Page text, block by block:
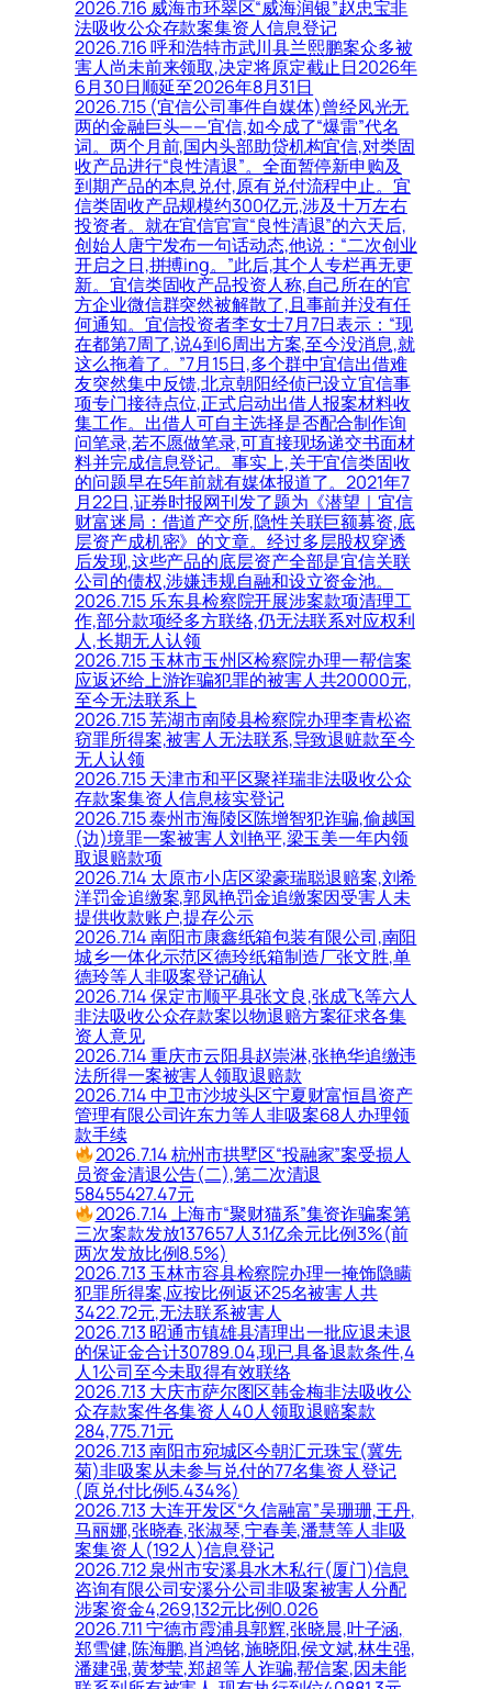
2026.7.16 威海市环翠区“威海润银”赵忠宝非
法吸收公众存款案集资人信息登记
2026.7.16 呼和浩特市武川县兰熙鹏案众多被
害人尚未前来领取,决定将原定截止日2026年
6月30日顺延至2026年8月31日
2026.7.15 (宜信公司事件自媒体)曾经风光无
两的金融巨头——宜信,如今成了“爆雷”代名
词。两个月前,国内头部助贷机构宜信,对类固
收产品进行“良性清退”。全面暂停新申购及
到期产品的本息兑付,原有兑付流程中止。宜
信类固收产品规模约300亿元,涉及十万左右
投资者。就在宜信官宣“良性清退”的六天后,
创始人唐宁发布一句话动态,他说：“二次创业
开启之日,拼搏ing。”此后,其个人专栏再无更
新。宜信类固收产品投资人称,自己所在的官
方企业微信群突然被解散了,且事前并没有任
何通知。宜信投资者李女士7月7日表示：“现
在都第7周了,说4到6周出方案,至今没消息,就
这么拖着了。”7月15日,多个群中宜信出借难
友突然集中反馈,北京朝阳经侦已设立宜信事
项专门接待点位,正式启动出借人报案材料收
集工作。出借人可自主选择是否配合制作询
问笔录,若不愿做笔录,可直接现场递交书面材
料并完成信息登记。事实上,关于宜信类固收
的问题早在5年前就有媒体报道了。2021年7
月22日,证券时报网刊发了题为《潜望｜宜信
财富迷局：借道产交所,隐性关联巨额募资,底
层资产成机密》的文章。经过多层股权穿透
后发现,这些产品的底层资产全部是宜信关联
公司的债权,涉嫌违规自融和设立资金池。
2026.7.15 乐东县检察院开展涉案款项清理工
作,部分款项经多方联络,仍无法联系对应权利
人,长期无人认领
2026.7.15 玉林市玉州区检察院办理一帮信案
应返还给上游诈骗犯罪的被害人共20000元,
至今无法联系上
2026.7.15 芜湖市南陵县检察院办理李青松盗
窃罪所得案,被害人无法联系,导致退赃款至今
无人认领
2026.7.15 天津市和平区聚祥瑞非法吸收公众
存款案集资人信息核实登记
2026.7.15 泰州市海陵区陈增智犯诈骗,偷越国
(边)境罪一案被害人刘艳平,梁玉美一年内领
取退赔款项
2026.7.14 太原市小店区梁豪瑞聪退赔案,刘希
洋罚金追缴案,郭凤艳罚金追缴案因受害人未
提供收款账户,提存公示
2026.7.14 南阳市康鑫纸箱包装有限公司,南阳
城乡一体化示范区德玲纸箱制造厂张文胜,单
德玲等人非吸案登记确认
2026.7.14 保定市顺平县张文良,张成飞等六人
非法吸收公众存款案以物退赔方案征求各集
资人意见
2026.7.14 重庆市云阳县赵崇淋,张艳华追缴违
法所得一案被害人领取退赔款
2026.7.14 中卫市沙坡头区宁夏财富恒昌资产
管理有限公司许东力等人非吸案68人办理领
款手续
2026.7.14 杭州市拱墅区“投融家”案受损人
员资金清退公告(二),第二次清退
58455427.47元
2026.7.14 上海市“聚财猫系”集资诈骗案第
三次案款发放137657人3.1亿余元比例3%(前
两次发放比例8.5%)
2026.7.13 玉林市容县检察院办理一掩饰隐瞒
犯罪所得案,应按比例返还25名被害人共
3422.72元,无法联系被害人
2026.7.13 昭通市镇雄县清理出一批应退未退
的保证金合计30789.04,现已具备退款条件,4
人1公司至今未取得有效联络
2026.7.13 大庆市萨尔图区韩金梅非法吸收公
众存款案件各集资人40人领取退赔案款
284,775.71元
2026.7.13 南阳市宛城区今朝汇元珠宝(冀先
菊)非吸案从未参与兑付的77名集资人登记
(原兑付比例5.434%)
2026.7.13 大连开发区“久信融富”吴珊珊,王丹,
马丽娜,张晓春,张淑琴,宁春美,潘慧等人非吸
案集资人(192人)信息登记
2026.7.12 泉州市安溪县水木私行(厦门)信息
咨询有限公司安溪分公司非吸案被害人分配
涉案资金4,269,132元比例0.026
2026.7.11 宁德市霞浦县郭辉,张晓晨,叶子涵,
郑雪健,陈海鹏,肖鸿铭,施晓阳,侯文斌,林生强,
潘建强,黄梦莹,郑超等人诈骗,帮信案,因未能